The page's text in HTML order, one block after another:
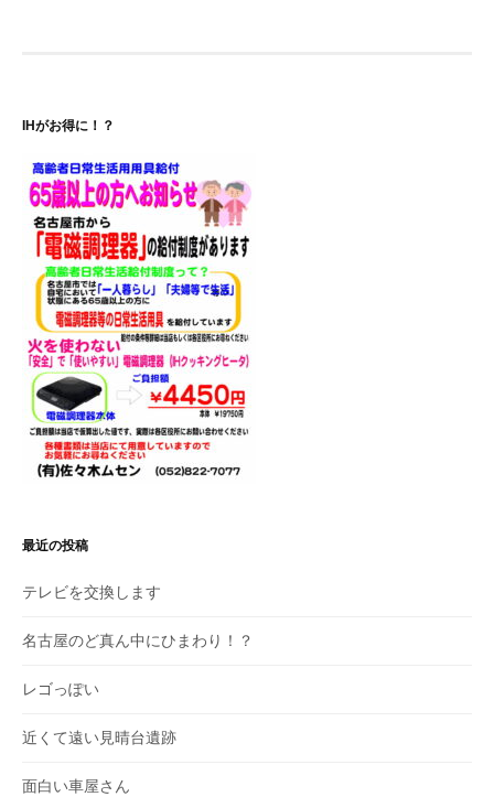
シ
ョ
ン
IHがお得に！？
最近の投稿
テレビを交換します
名古屋のど真ん中にひまわり！？
レゴっぽい
近くて遠い見晴台遺跡
面白い車屋さん